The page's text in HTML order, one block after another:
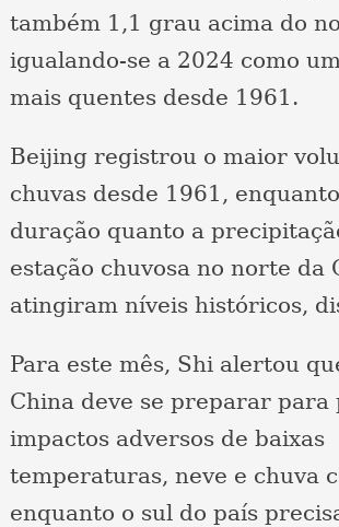
também 1,1 grau acima do
igualando-se a 2024 como
mais quentes desde 1961.
Beijing registrou o maior
chuvas desde 1961,
duração quanto a
estação chuvosa no norte da
atingiram níveis históricos,
Para este mês, Shi alertou
China deve se preparar para
impactos adversos de baixas
temperaturas, neve e chuva
enquanto o sul do país